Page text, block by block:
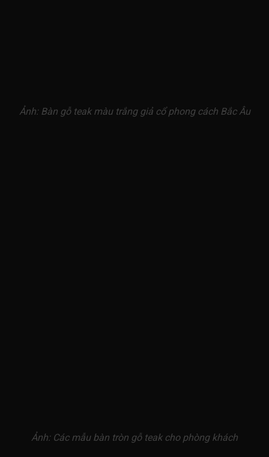
Ảnh: Bàn gỗ teak màu trắng giả cổ phong cách Bắc Âu
Ảnh: Các mẫu bàn tròn gỗ teak cho phòng khách